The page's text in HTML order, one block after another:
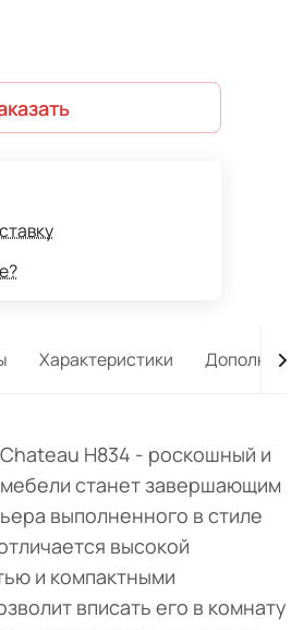
Характеристики
H834 - роскошный и
станет завершающим
выполненного в стиле
высокой
и компактными
вписать его в комнату